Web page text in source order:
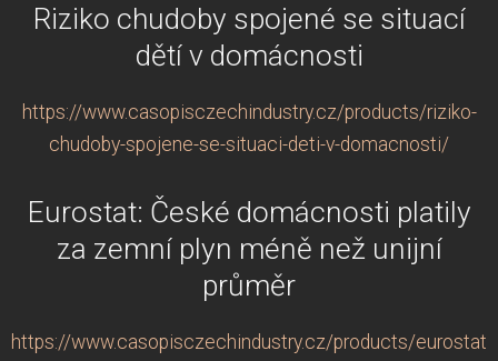
Riziko chudoby spojené se situací
dětí v domácnosti
https://www.casopisczechindustry.cz/products/riziko-
chudoby-spojene-se-situaci-deti-v-domacnosti/
Eurostat: České domácnosti platily
za zemní plyn méně než unijní
průměr
https://www.casopisczechindustry.cz/products/eurostat-